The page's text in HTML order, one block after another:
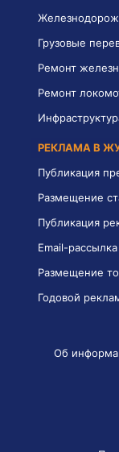
Грузовые
Ремонт
Ремонт
РЕКЛАМА В
Публикация
Размещение
Публикация
Email-рассылка
Размещение
Годовой
Об